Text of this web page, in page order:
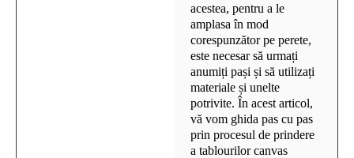
acestea, pentru a le
amplasa în mod
corespunzător pe perete,
este necesar să urmați
anumiți pași și să utilizați
materiale și unelte
potrivite. În acest articol,
vă vom ghida pas cu pas
prin procesul de prindere
a tablourilor canvas